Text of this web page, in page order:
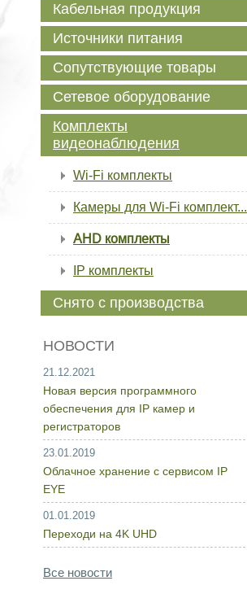
Кабельная продукция
Источники питания
Сопутствующие товары
Сетевое оборудование
Комплекты
видеонаблюдения
Wi-Fi комплекты
Камеры для Wi-Fi комплект...
AHD комплекты
IP комплекты
Снято с производства
НОВОСТИ
21.12.2021
Новая версия программного
обеспечения для IP камер и
регистраторов
23.01.2019
Облачное хранение с сервисом IP
EYE
01.01.2019
Переходи на 4K UHD
Все новости